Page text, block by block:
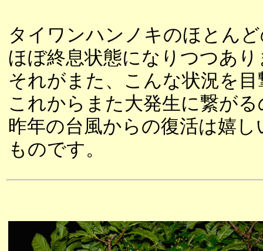
タイワンハンノキのほとん
ほぼ終息状態になりつつあ
それがまた、こんな状況を
これからまた大発生に繋が
昨年の台風からの復活は嬉
ものです。